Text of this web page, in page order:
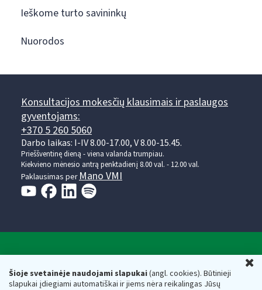
Šioje svetainėje naudojami slapukai(angl. cookies). Būtinieji
slapukai įdiegiami automatiškai ir jiems nėra reikalingas Jūsų
Ieškome turto savininkų
Nuorodos
Konsultacijos mokesčių klausimais ir paslaugos
gyventojams:
+370 5 260 5060
Darbo laikas: I-IV 8.00-17.00, V 8.00-15.45.
Prieššventinę dieną - viena valanda trumpiau.
Kiekvieno mėnesio antrą penktadienį 8.00 val. - 12.00 val.
Paklausimas per Mano VMI
Respublikos finansų ministerijos